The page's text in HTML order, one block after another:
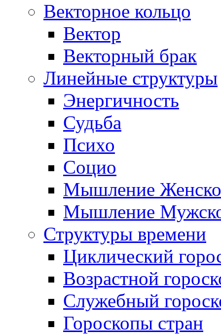
Векторное кольцо
Вектор
Векторный брак
Линейные структуры
Энергичность
Судьба
Психо
Социо
Мышление
Мышление
Структуры времени
Циклический
Возрастной
Служебный
Гороскопы стран